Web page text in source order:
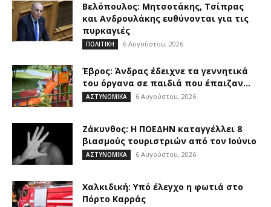
Βελόπουλος: Μητσοτάκης, Τσίπρας
και Ανδρουλάκης ευθύνονται για τις
πυρκαγιές
ΠΟΛΙΤΙΚΗ 6 Αυγούστου, 2026
Έβρος: Άνδρας έδειχνε τα γεννητικά
του όργανα σε παιδιά που έπαιζαν...
ΑΣΤΥΝΟΜΙΚΑ 6 Αυγούστου, 2026
Ζάκυνθος: Η ΠΟΕΔΗΝ καταγγέλλει 8
βιασμούς τουριστριών από τον Ιούνιο
ΑΣΤΥΝΟΜΙΚΑ 6 Αυγούστου, 2026
Χαλκιδική: Υπό έλεγχο η φωτιά στο
Πόρτο Καρράς